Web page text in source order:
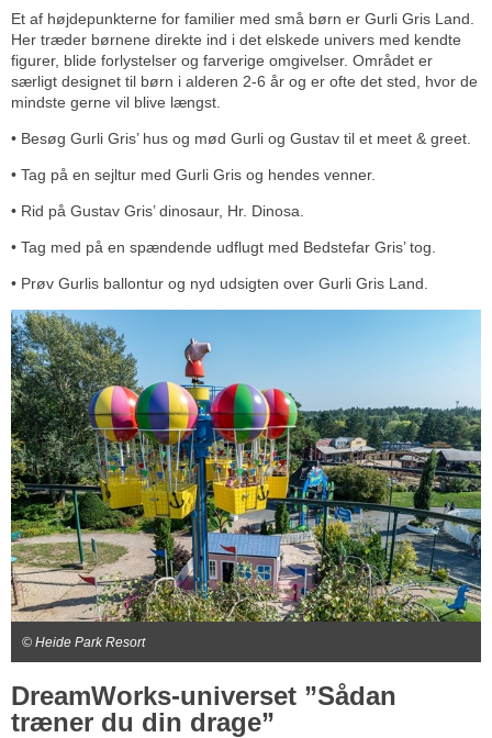
Et af højdepunkterne for familier med små børn er Gurli Gris Land.
Her træder børnene direkte ind i det elskede univers med kendte
figurer, blide forlystelser og farverige omgivelser. Området er
særligt designet til børn i alderen 2-6 år og er ofte det sted, hvor de
mindste gerne vil blive længst.
• Besøg Gurli Gris’ hus og mød Gurli og Gustav til et meet & greet.
• Tag på en sejltur med Gurli Gris og hendes venner.
• Rid på Gustav Gris’ dinosaur, Hr. Dinosa.
• Tag med på en spændende udflugt med Bedstefar Gris’ tog.
• Prøv Gurlis ballontur og nyd udsigten over Gurli Gris Land.
© Heide Park Resort
DreamWorks-universet ”Sådan
træner du din drage”